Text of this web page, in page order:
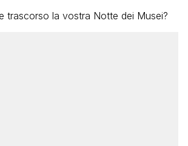
trascorso la vostra Notte dei Musei?